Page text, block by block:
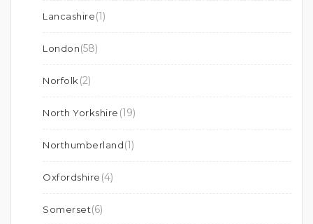
Lancashire(1)
London(58)
Norfolk(2)
North Yorkshire (19)
Northumberland(1)
Oxfordshire (4)
Somerset(6)